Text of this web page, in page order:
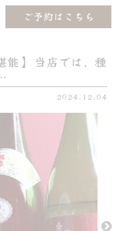
ご予約はこちら
能】 当店では、種
2024.12.04